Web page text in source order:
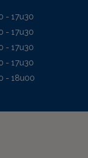
- 17u30
- 17u30
- 17u30
- 17u30
- 18u00